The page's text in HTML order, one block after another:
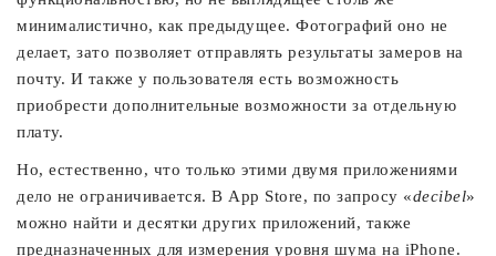
минималистично, как предыдущее. Фотографий оно не
делает, зато позволяет отправлять результаты замеров на
почту. И также у пользователя есть возможность
приобрести дополнительные возможности за отдельную
плату.
Но, естественно, что только этими двумя приложениями
дело не ограничивается. В App Store, по запросу «decibel»
можно найти и десятки других приложений, также
предназначенных для измерения уровня шума на iPhone.